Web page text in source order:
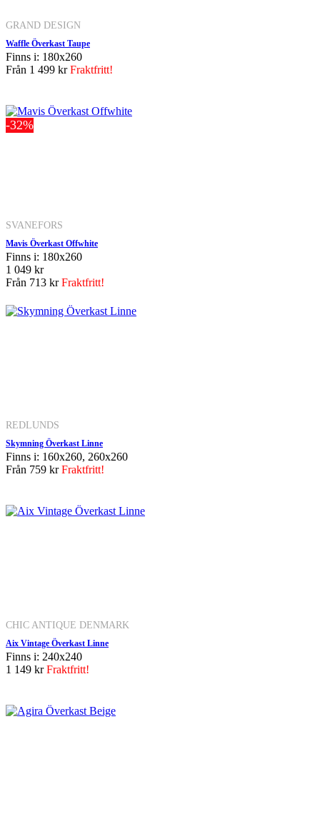
GRAND DESIGN
Waffle Överkast Taupe
Finns i: 180x260
Från 1 499 krFraktfritt!
-32%
SVANEFORS
Mavis Överkast Offwhite
Finns i: 180x260
1 049 kr
Från 713 krFraktfritt!
REDLUNDS
Skymning Överkast Linne
Finns i: 160x260, 260x260
Från 759 krFraktfritt!
CHIC ANTIQUE DENMARK
Aix Vintage Överkast Linne
Finns i: 240x240
1 149 krFraktfritt!